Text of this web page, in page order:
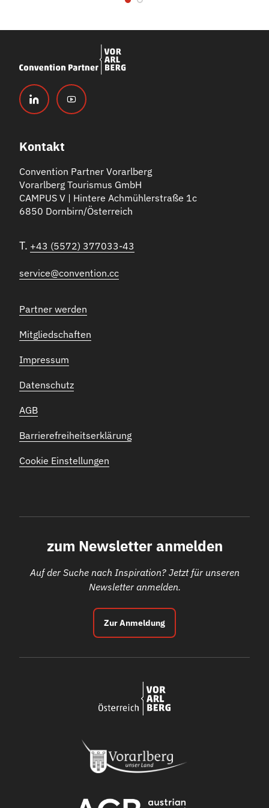
Zum Barriere-Check
Kontakt
Convention Partner Vorarlberg
Vorarlberg Tourismus GmbH
CAMPUS V | Hintere Achmühlerstraße 1c
6850 Dornbirn/Österreich
T. +43 (5572) 377033-43
service@convention.cc
Partner werden
Mitgliedschaften
Impressum
Datenschutz
AGB
Barrierefreiheitserklärung
Cookie Einstellungen
zum Newsletter anmelden
Auf der Suche nach Inspiration? Jetzt für unseren
Newsletter anmelden.
Zur Anmeldung